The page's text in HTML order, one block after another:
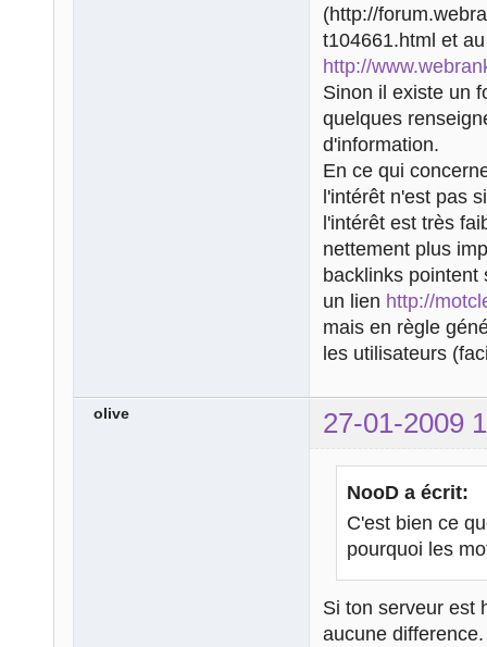
(http://
t104661.html et
http://
Sinon il existe un
quelques
d'information.
En ce qui
l'intérêt n'est pas
l'intérêt est très
nettement plus
backlinks pointent
un lien http://
mais en règle
les utilisateurs
olive 27-01-2009
NooD a écrit:
C'est bien ce
pourquoi les
Si ton serveur est
aucune difference.